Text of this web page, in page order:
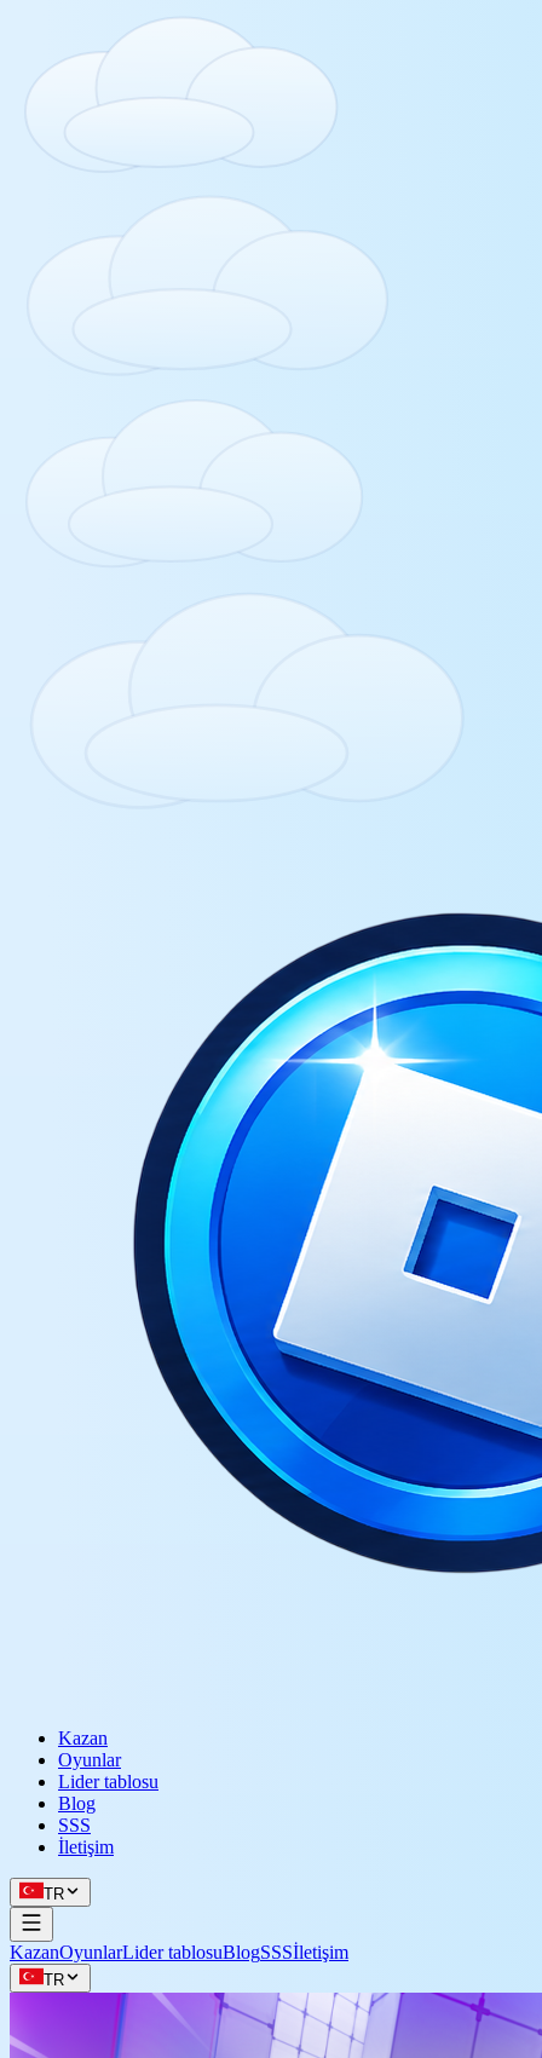
Kazan
Oyunlar
Lider tablosu
Blog
SSS
İletişim
TR
KazanOyunlarLider tablosuBlogSSSİletişim
TR